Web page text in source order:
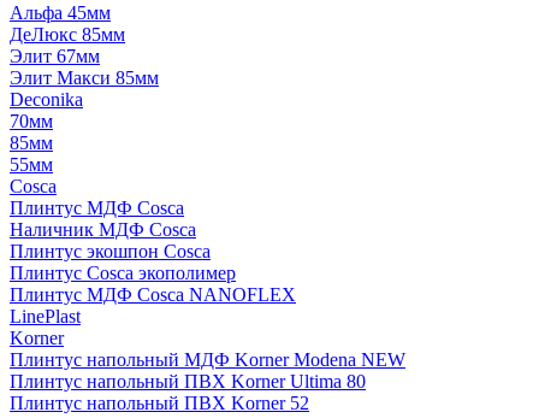
Альфа 45мм
ДеЛюкс 85мм
Элит 67мм
Элит Макси 85мм
Deconika
70мм
85мм
55мм
Cosca
Плинтус МДФ Cosca
Наличник МДФ Cosca
Плинтус экошпон Cosca
Плинтус Cosca экополимер
Плинтус МДФ Cosca NANOFLEX
LinePlast
Korner
Плинтус напольный МДФ Korner Modena NEW
Плинтус напольный ПВХ Korner Ultima 80
Плинтус напольный ПВХ Korner 52